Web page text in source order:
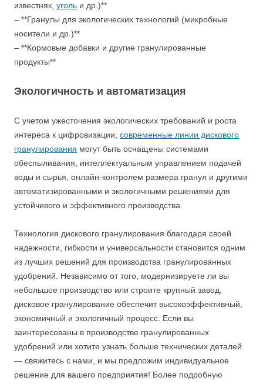
известняк, уголь и др.)**
– **Гранулы для экологических технологий (микробные
носители и др.)**
– **Кормовые добавки и другие гранулированные
продукты**
Экологичность и автоматизация
С учетом ужесточения экологических требований и роста
интереса к цифровизации, современные линии дискового
гранулирования могут быть оснащены системами
обеспыливания, интеллектуальным управлением подачей
воды и сырья, онлайн-контролем размера гранул и другими
автоматизированными и экологичными решениями для
устойчивого и эффективного производства.
Технология дискового гранулирования благодаря своей
надежности, гибкости и универсальности становится одним
из лучших решений для производства гранулированных
удобрений. Независимо от того, модернизируете ли вы
небольшое производство или строите крупный завод,
дисковое гранулирование обеспечит высокоэффективный,
экономичный и экологичный процесс. Если вы
заинтересованы в производстве гранулированных
удобрений или хотите узнать больше технических деталей
— свяжитесь с нами, и мы предложим индивидуальное
решение для вашего предприятия! Более подробную